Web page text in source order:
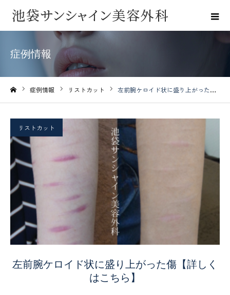
症例情報
症例情報 リストカット 左前腕ケロイド状に盛り上がった傷【詳しくはこちら】
リストカット
左前腕ケロイド状に盛り上がった傷【詳しく
はこちら】